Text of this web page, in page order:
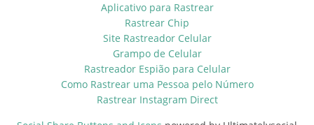
Aplicativo para Rastrear
Rastrear Chip
Site Rastreador Celular
Grampo de Celular
Rastreador Espião para Celular
Como Rastrear uma Pessoa pelo Número
Rastrear Instagram Direct